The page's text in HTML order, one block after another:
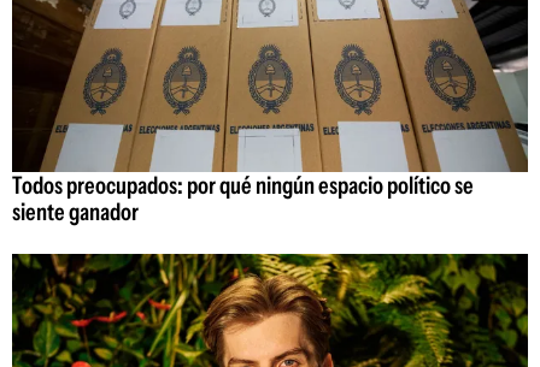
Todos preocupados: por qué ningún espacio político se
siente ganador